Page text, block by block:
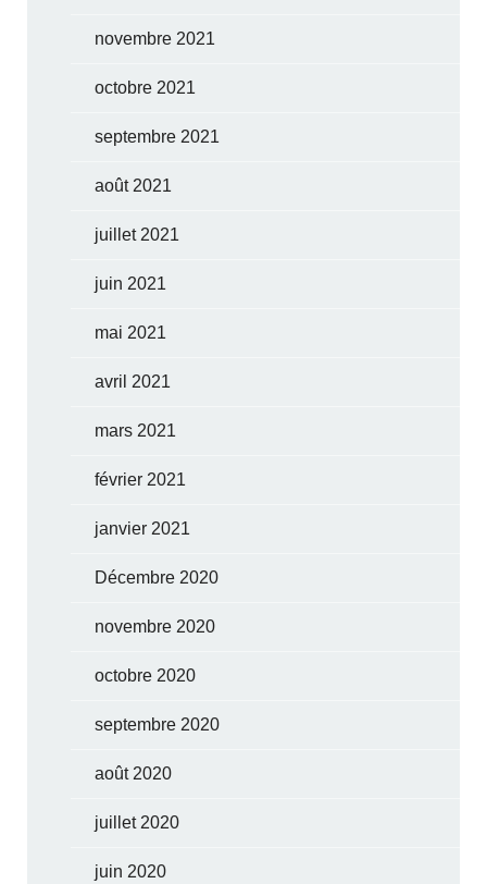
novembre 2021
octobre 2021
septembre 2021
août 2021
juillet 2021
juin 2021
mai 2021
avril 2021
mars 2021
février 2021
janvier 2021
Décembre 2020
novembre 2020
octobre 2020
septembre 2020
août 2020
juillet 2020
juin 2020